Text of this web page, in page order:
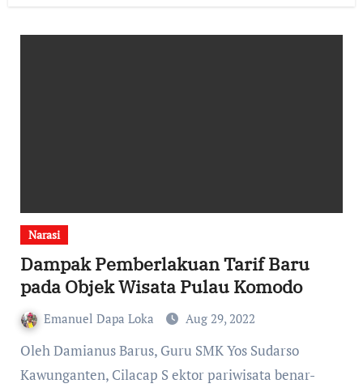
Narasi
Dampak Pemberlakuan Tarif Baru
pada Objek Wisata Pulau Komodo
Emanuel Dapa Loka Aug 29, 2022
Oleh Damianus Barus, Guru SMK Yos Sudarso
Kawunganten, Cilacap S ektor pariwisata benar-